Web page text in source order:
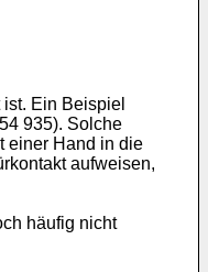
Ein Beispiel
935). Solche
einer Hand in die
aufweisen,
häufig nicht